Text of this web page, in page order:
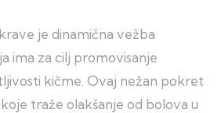
je dinamična vežba
ima za cilj promovisanje
kičme. Ovaj nežan pokret
traže olakšanje od bolova u